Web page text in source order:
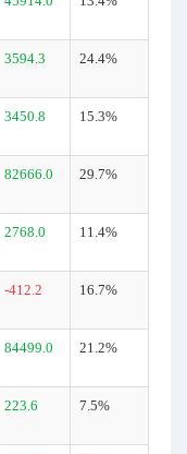
3594.3 24.4%
3450.8 15.3%
82666.0 29.7%
2768.0 11.4%
-412.2 16.7%
84499.0 21.2%
223.6 7.5%